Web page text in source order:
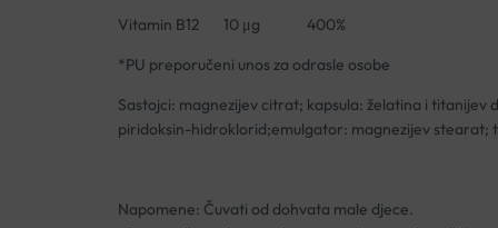
Vitamin B12 10 μg 400%
*PU preporučeni unos za odrasle osobe
Sastojci: magnezijev citrat; kapsula: želatina i
piridoksin-hidroklorid;emulgator: magnezijev stearat;
Napomene: Čuvati od dohvata male djece.